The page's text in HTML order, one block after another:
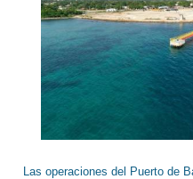
Las operaciones del Puerto de